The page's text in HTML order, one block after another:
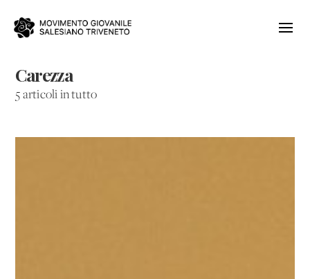
Carezza
5 articoli in tutto